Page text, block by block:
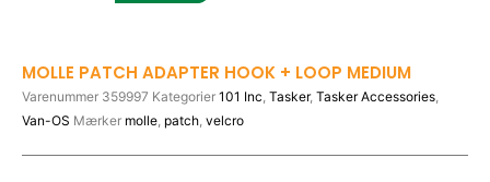
MOLLE PATCH ADAPTER HOOK + LOOP MEDIUM
Varenummer 359997 Kategorier 101 Inc Tasker, Tasker Accessories
Van-OS Mærker molle patch velcro